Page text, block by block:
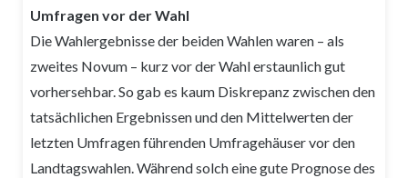
Umfragen vor der Wahl
Die Wahlergebnisse der beiden Wahlen waren – als
zweites Novum – kurz vor der Wahl erstaunlich gut
vorhersehbar. So gab es kaum Diskrepanz zwischen den
tatsächlichen Ergebnissen und den Mittelwerten der
letzten Umfragen führenden Umfragehäuser vor den
Landtagswahlen. Während solch eine gute Prognose des